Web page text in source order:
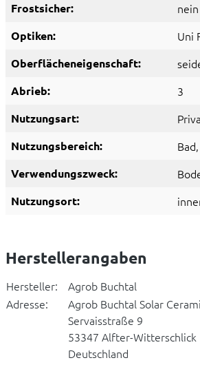
Frostsicher: nein
Optiken: Uni
Oberflächeneigenschaft:
Abrieb: 3
Nutzungsart:
Nutzungsbereich: Bad
Verwendungszweck:
Nutzungsort:
Herstellerangaben
Hersteller:
Agrob Buchtal
Adresse:
Agrob Buchtal Solar
Servaisstraße 9
53347 Alfter-Witterschlick
Deutschland